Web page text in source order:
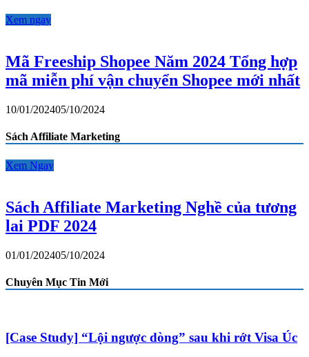
phí
Shopee
mới
nhất
Xem ngay
Mã Freeship Shopee Năm 2024 Tổng hợp
mã miễn phí vận chuyển Shopee mới nhất
10/01/202405/10/2024
Sách Affiliate Marketing
Xem Ngay
Sách Affiliate Marketing Nghề của tương
lai PDF 2024
01/01/202405/10/2024
Chuyên Mục Tin Mới
[Case Study] “Lội ngược dòng” sau khi rớt Visa Úc